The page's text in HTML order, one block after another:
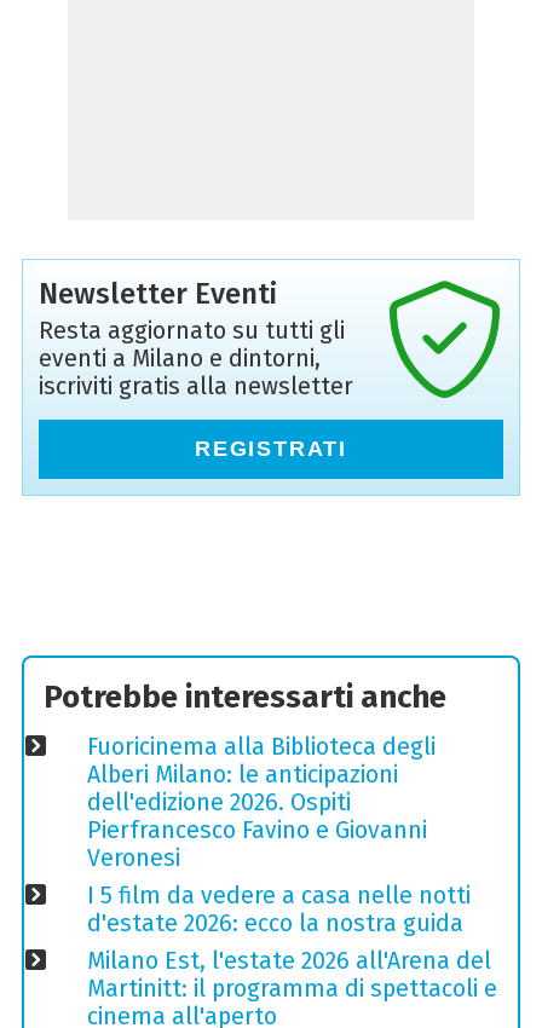
Newsletter Eventi
Resta aggiornato su tutti gli
eventi a Milano e dintorni,
iscriviti gratis alla newsletter
REGISTRATI
Potrebbe interessarti anche
Fuoricinema alla Biblioteca degli
Alberi Milano: le anticipazioni
dell'edizione 2026. Ospiti
Pierfrancesco Favino e Giovanni
Veronesi
I 5 film da vedere a casa nelle notti
d'estate 2026: ecco la nostra guida
Milano Est, l'estate 2026 all'Arena del
Martinitt: il programma di spettacoli e
cinema all'aperto